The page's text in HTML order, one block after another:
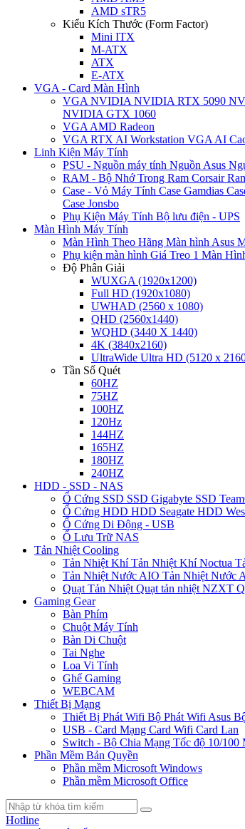
AMD sTR5
Kiểu Kích Thước (Form Factor)
Mini ITX
M-ATX
ATX
E-ATX
VGA - Card Màn Hình
VGA NVIDIA NVIDIA RTX 5090
NVIDIA GTX 1060
VGA AMD Radeon
VGA RTX AI Workstation VGA AI
Linh Kiện Máy Tính
PSU - Nguồn máy tính Nguồn Asus
RAM - Bộ Nhớ Trong Ram Corsair
Case - Vỏ Máy Tính Case Gamdias
Case Jonsbo
Phụ Kiện Máy Tính Bộ lưu điện - UPS
Màn Hình Máy Tính
Màn Hình Theo Hãng Màn hình Asus
Phụ kiện màn hình Giá Treo 1 Màn
Độ Phân Giải
WUXGA (1920x1200)
Full HD (1920x1080)
UWHAD (2560 x 1080)
QHD (2560x1440)
WQHD (3440 X 1440)
4K (3840x2160)
UltraWide Ultra HD (5120 x
Tần Số Quét
60HZ
75HZ
100HZ
120Hz
144HZ
165HZ
180HZ
240HZ
HDD - SSD - NAS
Ổ Cứng SSD SSD Gigabyte SSD
Ổ Cứng HDD HDD Seagate HDD
Ổ Cứng Di Động - USB
Ổ Lưu Trữ NAS
Tản Nhiệt Cooling
Tản Nhiệt KhíTản Nhiệt Khí Noctua
Tản Nhiệt Nước AIO Tản Nhiệt Nước
Quạt Tản Nhiệt Quạt tản nhiệt NZXT
Gaming Gear
Bàn Phím
Chuột Máy Tính
Bàn Di Chuột
Tai Nghe
Loa Vi Tính
Ghế Gaming
WEBCAM
Thiết Bị Mạng
Thiết Bị Phát Wifi Bộ Phát Wifi Asus
USB - Card Mạng Card Wifi Card Lan
Switch - Bộ Chia Mạng Tốc độ 10/100
Phần Mềm Bản Quyền
Phần mềm Microsoft Windows
Phần mềm Microsoft Office
Hotline